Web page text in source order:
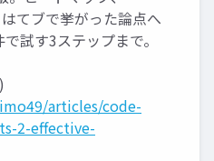
てブで挙がった論点へ
試す3ステップまで。
articles/code-
2-effective-